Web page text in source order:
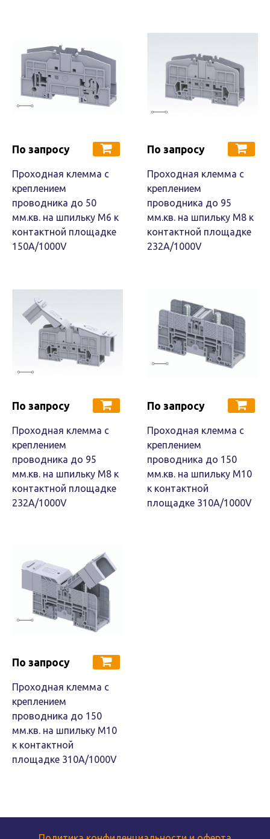
По запросу
Проходная клемма с
креплением
проводника до 50
мм.кв. на шпильку М6 к
контактной площадке
150A/1000V
По запросу
Проходная клемма с
креплением
проводника до 95
мм.кв. на шпильку М8 к
контактной площадке
232A/1000V
По запросу
Проходная клемма с
креплением
проводника до 95
мм.кв. на шпильку М8 к
контактной площадке
232A/1000V
По запросу
Проходная клемма с
креплением
проводника до 150
мм.кв. на шпильку М10
к контактной
площадке 310A/1000V
По запросу
Проходная клемма с
креплением
проводника до 150
мм.кв. на шпильку М10
к контактной
площадке 310A/1000V